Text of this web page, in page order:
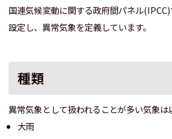
国連気候変動に関する政府間パネル
設定し、異常気象を定義しています。
種類
異常気象として扱われることが多い気象は
大雨